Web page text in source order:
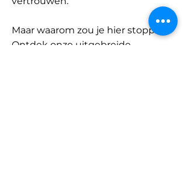
Maar waarom zou je hier stoppen?
Ontdek onze uitgebreide